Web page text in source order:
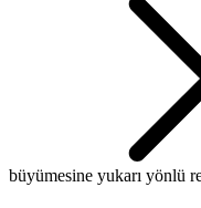
büyümesine yukarı yönlü